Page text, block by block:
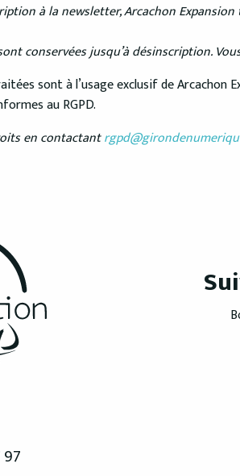
à la newsletter, Arcachon
conservées jusqu’à désinscription.
sont à l’usage exclusif de
au RGPD.
en contactant